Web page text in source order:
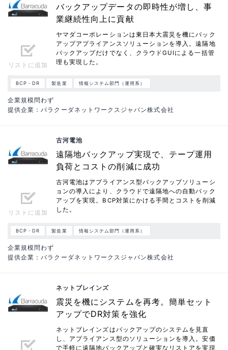
リストに追加
バックアップデータの即時性が増し、事
業継続性向上に貢献
ヤマダコーポレーションは東日本大震災を機にバック
アップアプライアンスソリューションを導入。遠隔地
バックアップだけでなく、クラウドGUIによる一括管
理も実現した。
BCP・DR 製造業 情報システム部門（運用系）
企業規模問わず
提供企業：バラクーダネットワークスジャパン株式会社
リストに追加
古河電池
遠隔地バックアップ実現で、テープ運用
負荷とコストの削減に成功
古河電池はアプライアンス型バックアップソリューシ
ョンの導入により、クラウドで遠隔地への自動バック
アップを実現。BCP対策にかける手間とコストを削減
した。
BCP・DR 製造業 情報システム部門（運用系）
企業規模問わず
提供企業：バラクーダネットワークスジャパン株式会社
ネットブレインズ
震災を機にシステムを再考。簡単セット
アップでDR対策を強化
ネットブレインズはバックアップのシステムを見直
し、アプライアンス型のソリューションを導入。安価
で手軽に遠隔地バックアップと確実なリストアを実現